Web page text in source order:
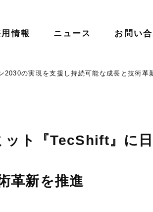
情報 ニュース お問い
の実現を支援し持続可能な成長と技術革
ット『TecShift』に日
革新を推進